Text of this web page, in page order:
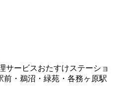
サービスおたすけステーショ
前・鵜沼・緑苑・各務ヶ原駅